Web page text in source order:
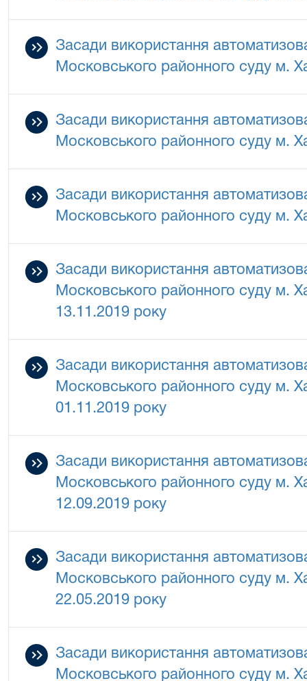
Засади використання
Московського районного суду м.
Засади використання
Московського районного суду м.
Засади використання
Московського районного суду м.
Засади використання
Московського районного суду м.
13.11.2019 року
Засади використання
Московського районного суду м.
01.11.2019 року
Засади використання
Московського районного суду м.
12.09.2019 року
Засади використання
Московського районного суду м.
22.05.2019 року
Засади використання
Московського районного суду м.